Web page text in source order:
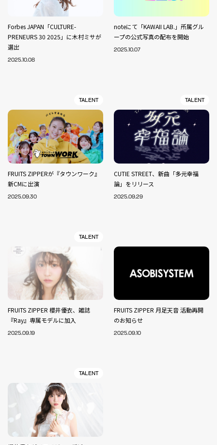
Forbes JAPAN「CULTURE-
PRENEURS 30 2025」に木村ミサが
選出
2025.10.08
noteにて「KAWAII LAB.」所属グル
ープの公式写真の配布を開始
2025.10.07
TALENT
FRUITS ZIPPERが『タウンワーク』
新CMに出演
2025.09.30
TALENT
CUTIE STREET、新曲「多元幸福
論」をリリース
2025.09.29
TALENT
FRUITS ZIPPER 櫻井優衣、雑誌
『Ray』専属モデルに加入
2025.09.19
FRUITS ZIPPER 月足天音 活動再開
のお知らせ
2025.09.10
TALENT